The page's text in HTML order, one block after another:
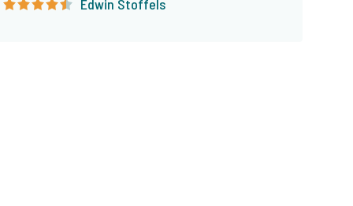
Edwin Stoffels